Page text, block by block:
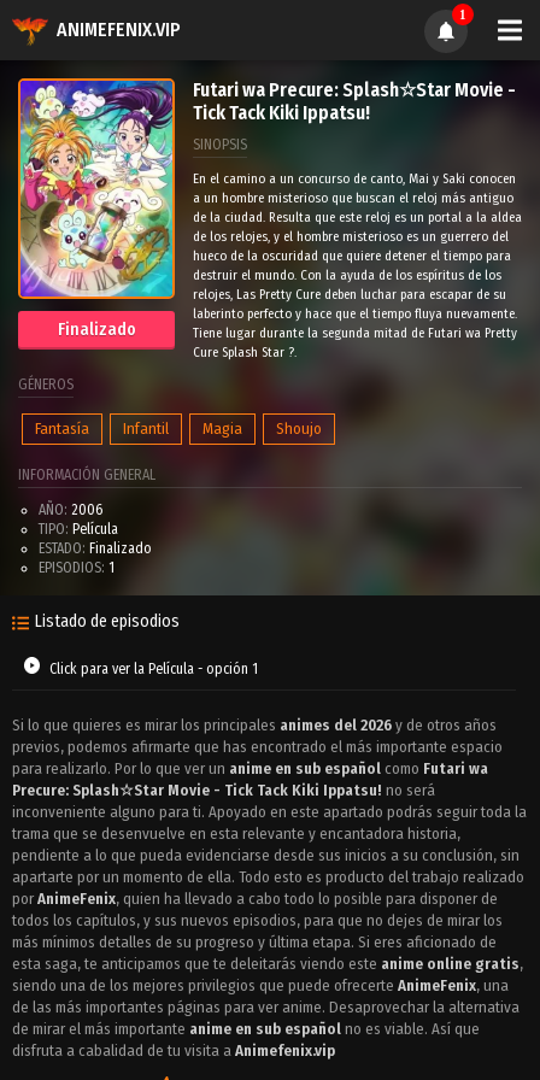
ANIMEFENIX.VIP
1
Finalizado
Futari wa Precure: Splash☆Star Movie -
Tick Tack Kiki Ippatsu!
SINOPSIS
En el camino a un concurso de canto, Mai y Saki conocen
a un hombre misterioso que buscan el reloj más antiguo
de la ciudad. Resulta que este reloj es un portal a la aldea
de los relojes, y el hombre misterioso es un guerrero del
hueco de la oscuridad que quiere detener el tiempo para
destruir el mundo. Con la ayuda de los espíritus de los
relojes, Las Pretty Cure deben luchar para escapar de su
laberinto perfecto y hace que el tiempo fluya nuevamente.
Tiene lugar durante la segunda mitad de Futari wa Pretty
Cure Splash Star ?.
GÉNEROS
Fantasía Infantil Magia Shoujo
INFORMACIÓN GENERAL
AÑO: 2006
TIPO: Película
ESTADO: Finalizado
EPISODIOS: 1
Listado de episodios
Click para ver la Película - opción 1
Si lo que quieres es mirar los principales animes del 2026 y de otros años
previos, podemos afirmarte que has encontrado el más importante espacio
para realizarlo. Por lo que ver un anime en sub español como Futari wa
Precure: Splash☆Star Movie - Tick Tack Kiki Ippatsu! no será
inconveniente alguno para ti. Apoyado en este apartado podrás seguir toda la
trama que se desenvuelve en esta relevante y encantadora historia,
pendiente a lo que pueda evidenciarse desde sus inicios a su conclusión, sin
apartarte por un momento de ella. Todo esto es producto del trabajo realizado
por AnimeFenix, quien ha llevado a cabo todo lo posible para disponer de
todos los capítulos, y sus nuevos episodios, para que no dejes de mirar los
más mínimos detalles de su progreso y última etapa. Si eres aficionado de
esta saga, te anticipamos que te deleitarás viendo este anime online gratis,
siendo una de los mejores privilegios que puede ofrecerte AnimeFenix, una
de las más importantes páginas para ver anime. Desaprovechar la alternativa
de mirar el más importante anime en sub español no es viable. Así que
disfruta a cabalidad de tu visita a Animefenix.vip